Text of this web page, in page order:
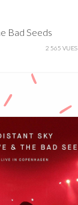
Bad Seeds
2 565 VUES